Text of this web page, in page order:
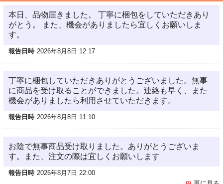
本日、品物届きました。 丁寧に梱包をしていただきあり
がとう。 また、機会がありましたら宜しくお願いしま
す。
報告日時 2026年8月8日 12:17
丁寧に梱包していただきありがとうございました。無事
に商品を受け取ることができました。連絡も早く、また
機会がありましたら利用させていただきます。
報告日時 2026年8月8日 11:10
お陰で無事商品受け取りました。ありがとうございま
す。また、注文の際は宜しくお願いします
報告日時 2026年8月7日 22:00